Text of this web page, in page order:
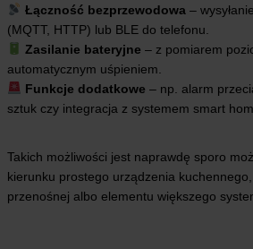
Łączność bezprzewodowa –
(MQTT, HTTP) lub BLE do telefonu.
Zasilanie bateryjne – z pomiarem
automatycznym uśpieniem.
Funkcje dodatkowe – np. alarm
sztuk czy integracja z systemem smart
Takich możliwości jest naprawdę sporo
kierunku prostego urządzenia
przenośnej albo elementu większego